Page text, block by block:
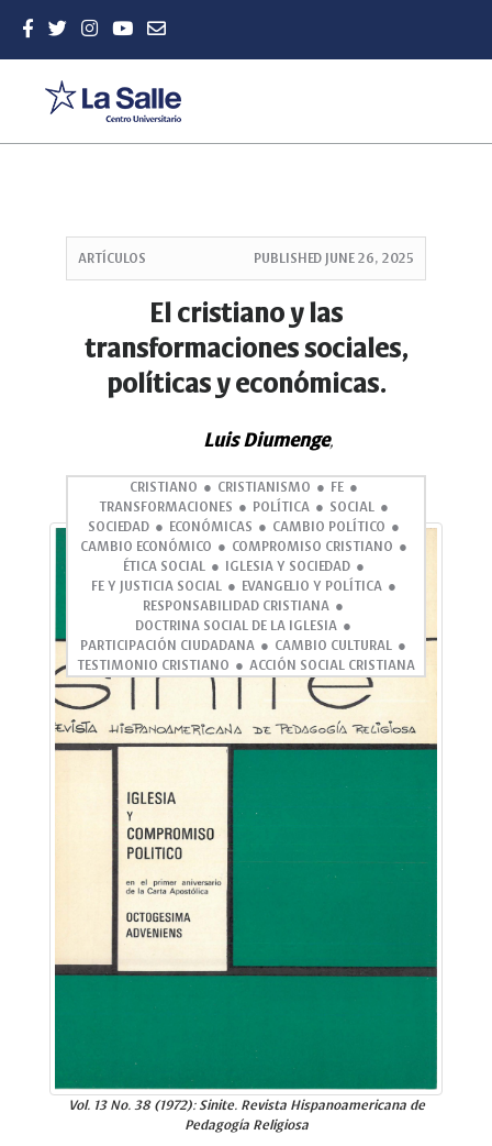
ARTÍCULOS PUBLISHED JUNE 26, 2025
El cristiano y las
transformaciones sociales,
políticas y económicas.
Luis Diumenge,
CRISTIANO CRISTIANISMO
FE
TRANSFORMACIONES
POLÍTICA
SOCIAL
SOCIEDAD
ECONÓMICAS
CAMBIO POLÍTICO
CAMBIO ECONÓMICO
COMPROMISO CRISTIANO
ÉTICA SOCIAL
IGLESIA Y SOCIEDAD
FE Y JUSTICIA SOCIAL
EVANGELIO Y POLÍTICA
RESPONSABILIDAD CRISTIANA
DOCTRINA SOCIAL DE LA IGLESIA
PARTICIPACIÓN CIUDADANA
CAMBIO CULTURAL
TESTIMONIO CRISTIANO
ACCIÓN SOCIAL CRISTIANA
Vol. 13 No. 38 (1972): Sinite. Revista Hispanoamericana de
Pedagogía Religiosa